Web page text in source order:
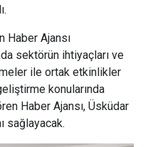
Haber Ajansı
sektörün ihtiyaçları ve
ile ortak etkinlikler
konularında
Haber Ajansı, Üsküdar
sağlayacak.